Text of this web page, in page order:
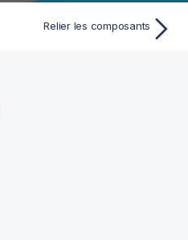
Relier les composants